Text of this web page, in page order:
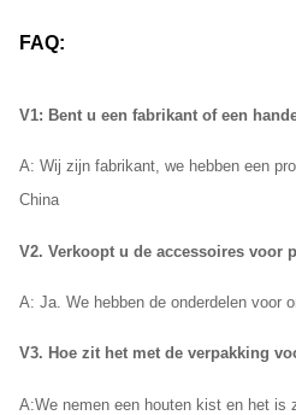
FAQ:
V1: Bent u een fabrikant of een
A: Wij zijn fabrikant, we hebben een
China
V2. Verkoopt u de accessoires voor
A: Ja. We hebben de onderdelen voor
V3. Hoe zit het met de verpakking
A:We nemen een houten kist en het is